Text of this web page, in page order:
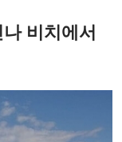
비치에서